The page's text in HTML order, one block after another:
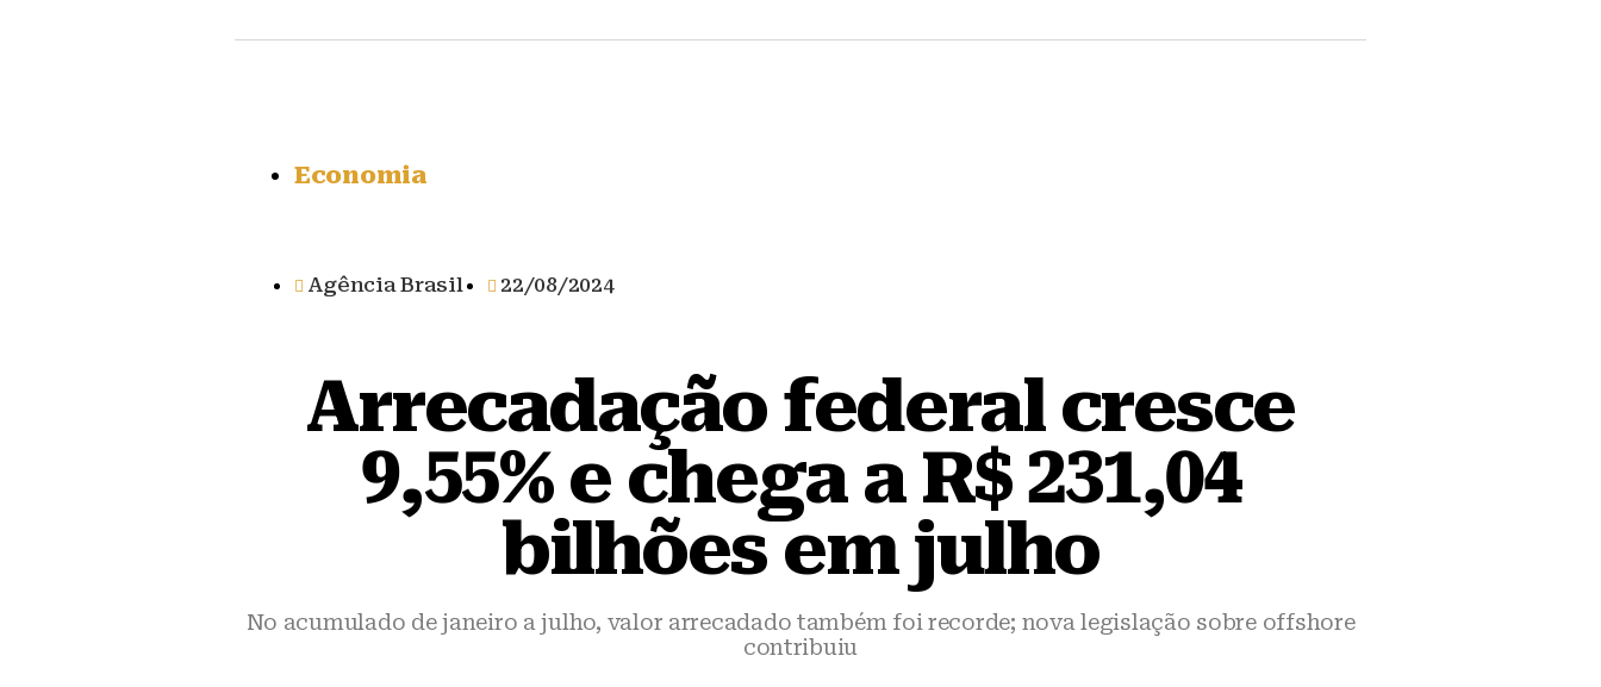
Economia
Agência Brasil 22/08/2024
Arrecadação federal cresce
9,55% e chega a R$ 231,04
bilhões em julho
No acumulado de janeiro a julho, valor arrecadado também foi recorde; nova legislação sobre offshore
contribuiu